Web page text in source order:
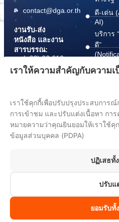
contact@dga.or.th
งานรับ-ส่ง
หนังสือ และงาน
สารบรรณ:
(+66) 02 612
6000
saraban@dga.or.th
Center:
(+66) 02 612
ดี-เด่น
AI)
บริการ
ดี”
บริการ
Wallet)
All rights reserved 2025. Digital
เราให้ความสำคัญกับความ
เราใช้คุกกี้เพื่อปรับปรุงประสบการ
การเข้าชม และปรับแต่งเนื้อหา กา
หมายความว่าคุณยินยอมให้เราใช้
ข้อมูลส่วนบุคคล (PDPA)
ปฏิเสธทั้
ปรับแ
ยอมรับทั้